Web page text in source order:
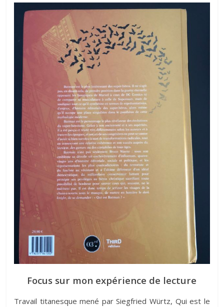
Focus sur mon expérience de lecture
Travail titanesque mené par Siegfried Würtz, Qui est le